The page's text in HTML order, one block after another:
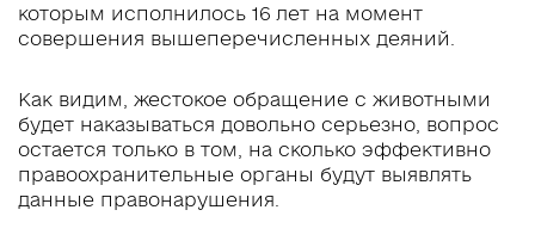
которым исполнилось 16 лет на момент
совершения вышеперечисленных деяний.
Как видим, жестокое обращение с животными
будет наказываться довольно серьезно, вопрос
остается только в том, на сколько эффективно
правоохранительные органы будут выявлять
данные правонарушения.